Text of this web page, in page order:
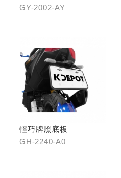
GY-2002-AY
輕巧牌照底板
GH-2240-A0